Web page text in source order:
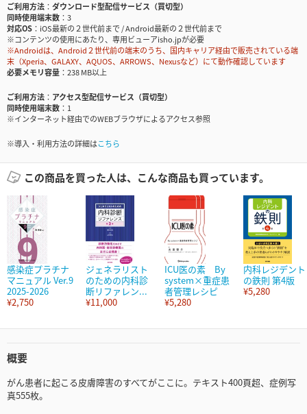
ご利用方法
ダウンロード型配信サービス（買切型）
同時使用端末数
3
対応OS
iOS最新の２世代前まで / Android最新の２世代前まで
※コンテンツの使用にあたり、専用ビューアisho.jpが必要
※Androidは、Android２世代前の端末のうち、国内キャリア経由で販売されている端
末（Xperia、GALAXY、AQUOS、ARROWS、Nexusなど）にて動作確認しています
必要メモリ容量
238 MB以上
ご利用方法
アクセス型配信サービス（買切型）
同時使用端末数
1
※インターネット経由でのWEBブラウザによるアクセス参照
※導入・利用方法の詳細はこちら
この商品を買った人は、こんな商品も買っています。
感染症プラチナ
マニュアル Ver.9
2025-2026
¥2,750
ジェネラリスト
のための内科診
断リファレン...
¥11,000
ICU医の素 By
system×重症患
者管理レシピ
¥5,280
内科レジデント
の鉄則 第4版
¥5,280
概要
がん患者に起こる皮膚障害のすべてがここに。テキスト400頁超、症例写
真555枚。